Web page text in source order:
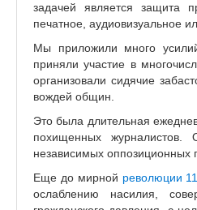
задачей является защита
печатное, аудиовизуальное
Мы приложили много
приняли участие в
организовали сидячие
вождей общин.
Это была длительная
похищенных журналистов.
независимых оппозиционных
Еще до мирной революции
ослаблению насилия,